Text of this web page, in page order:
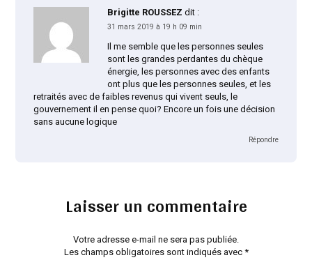
Brigitte ROUSSEZ dit :
31 mars 2019 à 19 h 09 min
Il me semble que les personnes seules
sont les grandes perdantes du chèque
énergie, les personnes avec des enfants
ont plus que les personnes seules, et les
retraités avec de faibles revenus qui vivent seuls, le
gouvernement il en pense quoi? Encore un fois une décision
sans aucune logique
Répondre
Laisser un commentaire
Votre adresse e-mail ne sera pas publiée.
Les champs obligatoires sont indiqués avec *